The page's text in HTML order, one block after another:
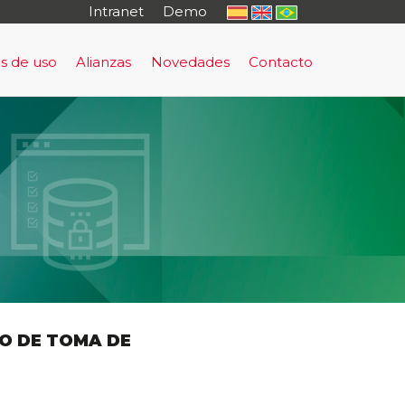
Intranet Demo
Temprana
- antifraude
Regulatorio
de uso
de Prevención y Evacuación Temprana
Cautivo
Alianzas Novedades Contacto
DE TOMA DE